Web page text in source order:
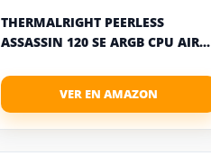
THERMALRIGHT PEERLESS
ASSASSIN 120 SE ARGB CPU AIR...